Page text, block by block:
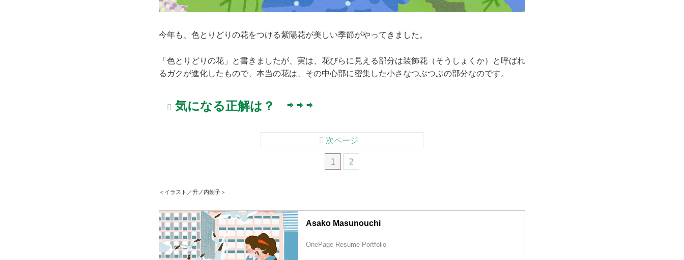
今年も、色とりどりの花をつける紫陽花が美しい季節がやってきました。
「色とりどりの花」と書きましたが、実は、花びらに見える部分は装飾花（そうしょくか）と呼ばれ
るガクが進化したもので、本当の花は、その中心部に密集した小さなつぶつぶの部分なのです。
気になる正解は？ ⇨ ⇨ ⇨
1 2
次ページ
＜イラスト／升ノ内朝子＞
Asako Masunouchi
OnePage Resume Portfolio